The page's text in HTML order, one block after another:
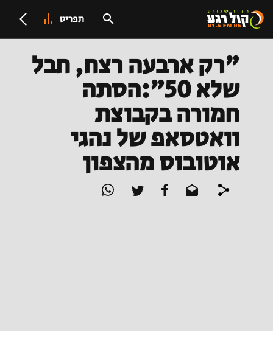
תפריט
"רק ארבעה רצח, חבל
שלא 50":הסתה
חמורה בקבוצת
וואטסאפ של נהגי
אוטובוס מהצפון